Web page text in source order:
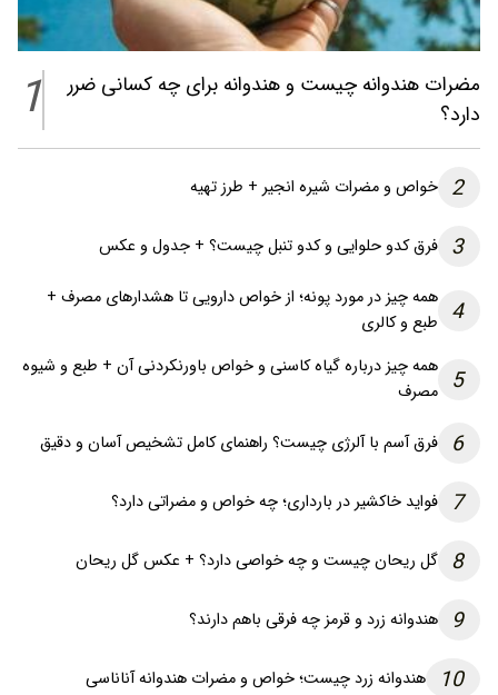
مضرات هندوانه چیست و هندوانه برای چه کسانی ضرر
دارد؟
1
2 خواص و مضرات شیره انجیر + طرز تهیه
3 فرق کدو حلوایی و کدو تنبل چیست؟ + جدول و عکس
4 همه چیز در مورد پونه؛ از خواص دارویی تا هشدارهای مصرف +
طبع و کالری
5
همه چیز درباره گیاه کاسنی و خواص باورنکردنی آن + طبع و شیوه
مصرف
6 فرق آسم با آلرژی چیست؟ راهنمای کامل تشخیص آسان و دقیق
7 فواید خاکشیر در بارداری؛ چه خواص و مضراتی دارد؟
8 گل ریحان چیست و چه خواصی دارد؟ + عکس گل ریحان
9 هندوانه زرد و قرمز چه فرقی باهم دارند؟
10 هندوانه زرد چیست؛ خواص و مضرات هندوانه آناناسی